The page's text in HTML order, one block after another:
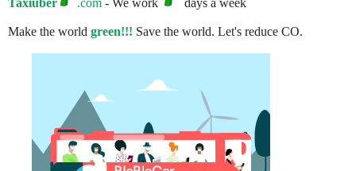
Taxiuber .com - We work days a week
Make the world green!!! Save the world. Let's reduce CO.